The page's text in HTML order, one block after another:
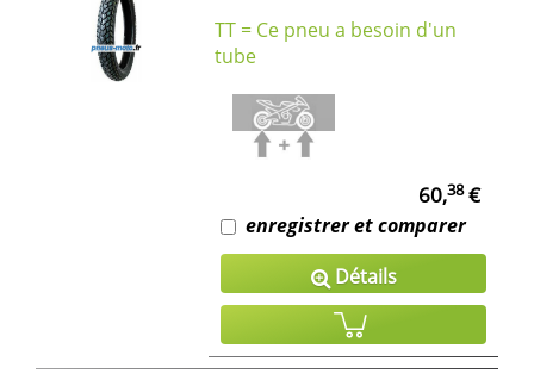
TT = Ce pneu a besoin d'un
tube
60,38€
enregistrer et comparer
Détails